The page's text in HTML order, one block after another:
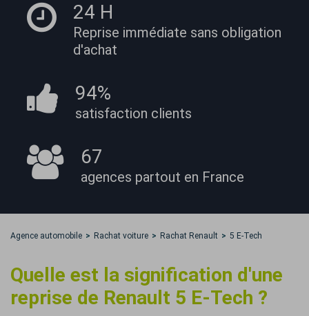
24 H
Reprise immédiate sans obligation
d'achat
94%
satisfaction clients
67
agences partout en France
Agence automobile Rachat voiture Rachat Renault 5 E-Tech
Quelle est la signification d'une
reprise de Renault 5 E-Tech ?